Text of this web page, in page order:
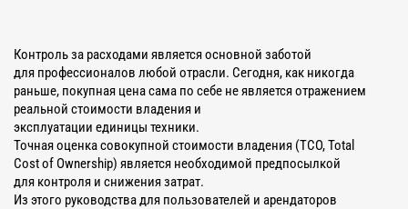
Контроль за расходами является основной заботой
для профессионалов любой отрасли. Сегодня, как никогда
раньше, покупная цена сама по себе не является отражением
реальной стоимости владения и
эксплуатации единицы техники.
Точная оценка совокупной стоимости владения (TCO, Total
Cost of Ownership) является необходимой предпосылкой
для контроля и снижения затрат.
Из этого руководства для пользователей и арендаторов